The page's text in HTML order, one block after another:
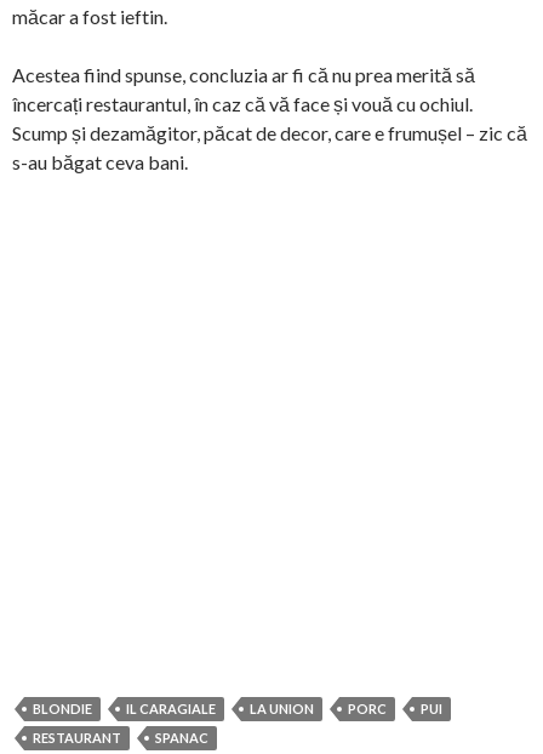
măcar a fost ieftin.
Acestea fiind spunse, concluzia ar fi că nu prea merită să
încercați restaurantul, în caz că vă face și vouă cu ochiul.
Scump și dezamăgitor, păcat de decor, care e frumușel – zic că
s-au băgat ceva bani.
BLONDIE IL CARAGIALE LA UNION PORC
PUI
RESTAURANT
SPANAC